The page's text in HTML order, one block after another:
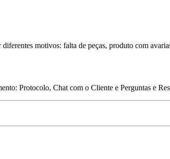
motivos: falta de peças, produto com
Protocolo, Chat com o Cliente e Perguntas e